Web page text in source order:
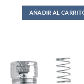
AÑADIR AL